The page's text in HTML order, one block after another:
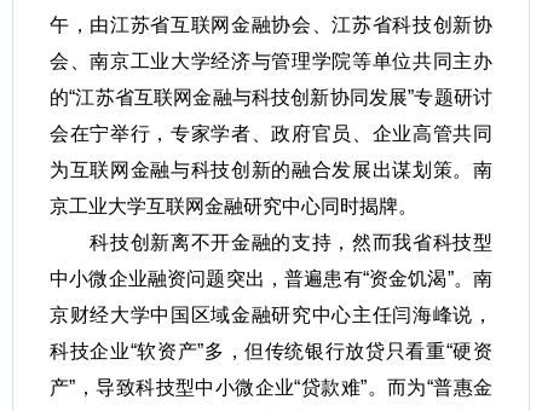
午，由江苏省互联网金融协会、江苏省科技创新协
会、南京工业大学经济与管理学院等单位共同主办
的“江苏省互联网金融与科技创新协同发展”专题研讨
会在宁举行，专家学者、政府官员、企业高管共同
为互联网金融与科技创新的融合发展出谋划策。南
京工业大学互联网金融研究中心同时揭牌。
科技创新离不开金融的支持，然而我省科技型
中小微企业融资问题突出，普遍患有“资金饥渴”。南
京财经大学中国区域金融研究中心主任闫海峰说，
科技企业“软资产”多，但传统银行放贷只看重“硬资
产”，导致科技型中小微企业“贷款难”。而为“普惠金